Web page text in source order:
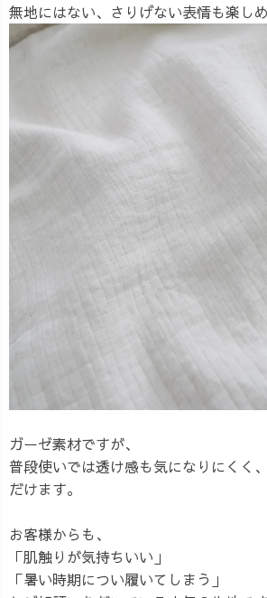
無地にはない、さりげない表情も楽しめ
ガーゼ素材ですが、
普段使いでは透け感も気になりにくく
だけます。
お客様からも、
「肌触りが気持ちいい」
「暑い時期につい履いてしまう」